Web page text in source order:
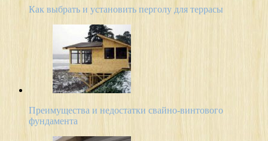
Как выбрать и установить перголу для террасы
Преимущества и недостатки свайно-винтового
фундамента